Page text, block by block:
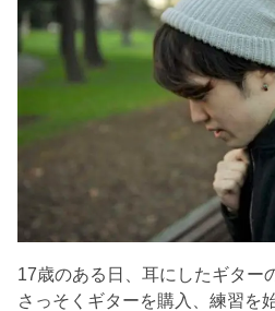
17歳のある日、耳にしたギター
さっそくギターを購入、練習を